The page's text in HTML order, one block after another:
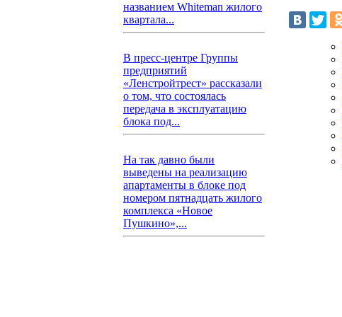
названием Whiteman жилого
квартала...
В пресс-центре Группы
предприятий
«Ленстройтрест» рассказали
о том, что состоялась
передача в эксплуатацию
блока под...
На так давно были
выведены на реализацию
апартаменты в блоке под
номером пятнадцать жилого
комплекса «Новое
Пушкино»,...